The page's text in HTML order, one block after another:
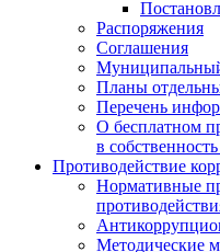
Распоряжения
Соглашения
Планы
Перечень
О бесплатном
в
Противодействие
Нормативные
Методические